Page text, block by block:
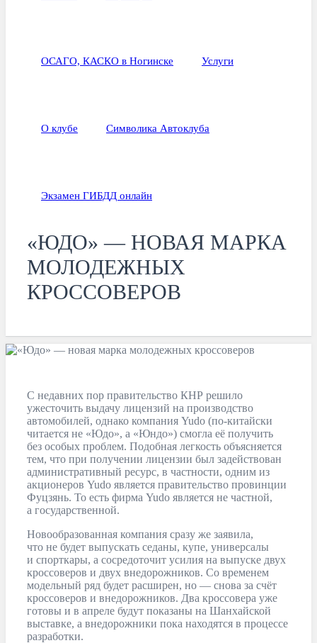
ОСАГО, КАСКО в Ногинске Услуги
О клубе Символика Автоклуба
Экзамен ГИБДД онлайн
«ЮДО» — НОВАЯ МАРКА
МОЛОДЕЖНЫХ
КРОССОВЕРОВ
С недавних пор правительство КНР решило
ужесточить выдачу лицензий на производство
автомобилей, однако компания Yudo (по-китайски
читается не «Юдо», а «Юндо») смогла её получить
без особых проблем. Подобная легкость объясняется
тем, что при получении лицензии был задействован
административный ресурс, в частности, одним из
акционеров Yudo является правительство провинции
Фуцзянь. То есть фирма Yudo является не частной,
а государственной.
Новообразованная компания сразу же заявила,
что не будет выпускать седаны, купе, универсалы
и спорткары, а сосредоточит усилия на выпуске двух
кроссоверов и двух внедорожников. Со временем
модельный ряд будет расширен, но — снова за счёт
кроссоверов и внедорожников. Два кроссовера уже
готовы и в апреле будут показаны на Шанхайской
выставке, а внедорожники пока находятся в процессе
разработки.